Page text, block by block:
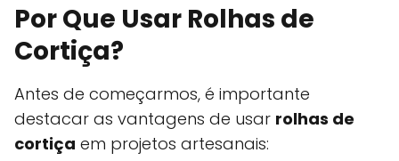
Por Que Usar Rolhas de
Cortiça?
Antes de começarmos, é importante
destacar as vantagens de usar rolhas de
cortiça em projetos artesanais: